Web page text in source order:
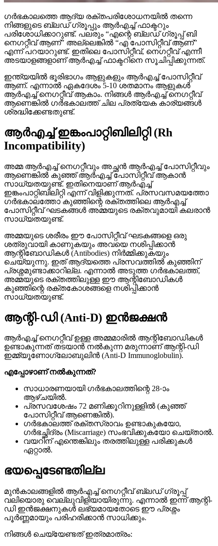
ഗർഭകാലത്തെ ആദ്യ രക്തപരിശോധനയിൽ തന്നെ
നിങ്ങളുടെ ബ്ലഡ് ഗ്രൂപ്പും ആർഎച്ച് ഫാക്ടറും
പരിശോധിക്കാറുണ്ട്. പലരും “എന്റെ ബ്ലഡ് ഗ്രൂപ്പ് ബി
നെഗറ്റീവ് ആണ്” അല്ലെങ്കിൽ “എ പോസിറ്റീവ് ആണ്”
എന്ന് പറയാറുണ്ട്. ഇതിലെ പോസിറ്റീവ്, നെഗറ്റീവ് എന്നീ
അടയാളങ്ങളാണ് ആർഎച്ച് ഫാക്ടറിനെ സൂചിപ്പിക്കുന്നത്.
ഇന്ത്യയിൽ ഭൂരിഭാഗം ആളുകളും ആർഎച്ച് പോസിറ്റീവ്
ആണ്. എന്നാൽ ഏകദേശം 5-10 ശതമാനം ആളുകൾ
ആർഎച്ച് നെഗറ്റീവ് ആകാം. നിങ്ങൾ ആർഎച്ച് നെഗറ്റീവ്
ആണെങ്കിൽ ഗർഭകാലത്ത് ചില പ്രത്യേക കാര്യങ്ങൾ
ശ്രദ്ധിക്കേണ്ടതുണ്ട്.
ആർഎച്ച് ഇങ്കംപാറ്റിബിലിറ്റി (Rh
Incompatibility)
അമ്മ ആർഎച്ച് നെഗറ്റീവും അച്ഛൻ ആർഎച്ച് പോസിറ്റീവും
ആണെങ്കിൽ കുഞ്ഞ് ആർഎച്ച് പോസിറ്റീവ് ആകാൻ
സാധ്യതയുണ്ട്. ഇതിനെയാണ് ആർഎച്ച്
ഇങ്കംപാറ്റിബിലിറ്റി എന്ന് വിളിക്കുന്നത്. പ്രസവസമയത്തോ
ഗർഭകാലത്തോ കുഞ്ഞിന്റെ രക്തത്തിലെ ആർഎച്ച്
പോസിറ്റീവ് ഘടകങ്ങൾ അമ്മയുടെ രക്തവുമായി കലരാൻ
സാധ്യതയുണ്ട്.
അമ്മയുടെ ശരീരം ഈ പോസിറ്റീവ് ഘടകങ്ങളെ ഒരു
ശത്രുവായി കാണുകയും അവയെ നശിപ്പിക്കാൻ
ആന്റിബോഡികൾ (Antibodies) നിർമ്മിക്കുകയും
ചെയ്യുന്നു. ഇത് ആദ്യത്തെ പ്രസവത്തിൽ കുഞ്ഞിന്
പ്രശ്നമുണ്ടാക്കാറില്ല. എന്നാൽ അടുത്ത ഗർഭകാലത്ത്,
അമ്മയുടെ രക്തത്തിലുള്ള ഈ ആന്റിബോഡികൾ
കുഞ്ഞിന്റെ രക്തകോശങ്ങളെ നശിപ്പിക്കാൻ
സാധ്യതയുണ്ട്.
ആന്റി-ഡി (Anti-D) ഇൻജക്ഷൻ
ആർഎച്ച് നെഗറ്റീവ് ഉള്ള അമ്മമാരിൽ ആന്റിബോഡികൾ
ഉണ്ടാകുന്നത് തടയാൻ നൽകുന്ന മരുന്നാണ് ആന്റി-ഡി
ഇമ്മ്യൂണോഗ്ലോബുലിൻ (Anti-D Immunoglobulin).
എപ്പോഴാണ് നൽകുന്നത്?
സാധാരണയായി ഗർഭകാലത്തിന്റെ 28-ാം
ആഴ്ചയിൽ.
പ്രസവശേഷം 72 മണിക്കൂറിനുള്ളിൽ (കുഞ്ഞ്
പോസിറ്റീവ് ആണെങ്കിൽ).
ഗർഭകാലത്ത് രക്തസ്രാവം ഉണ്ടാകുകയോ,
ഗർഭച്ഛിദ്രം (Miscarriage) സംഭവിക്കുകയോ ചെയ്താൽ.
വയറിന് എന്തെങ്കിലും തരത്തിലുള്ള പരിക്കുകൾ
ഏറ്റാൽ.
ഭയപ്പെടേണ്ടതില്ല
മുൻകാലങ്ങളിൽ ആർഎച്ച് നെഗറ്റീവ് ബ്ലഡ് ഗ്രൂപ്പ്
വലിയൊരു വെല്ലുവിളിയായിരുന്നു. എന്നാൽ ഇന്ന് ആന്റി-
ഡി ഇൻജക്ഷനുകൾ ലഭ്യമായതോടെ ഈ പ്രശ്നം
പൂർണ്ണമായും പരിഹരിക്കാൻ സാധിക്കും.
നിങ്ങൾ ചെയ്യേണ്ടത് ഇത്രമാത്രം: